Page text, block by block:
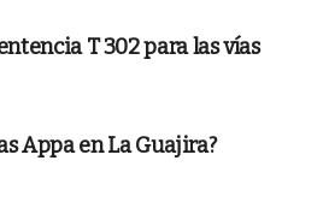
T 302 para las vías
Appa en La Guajira?